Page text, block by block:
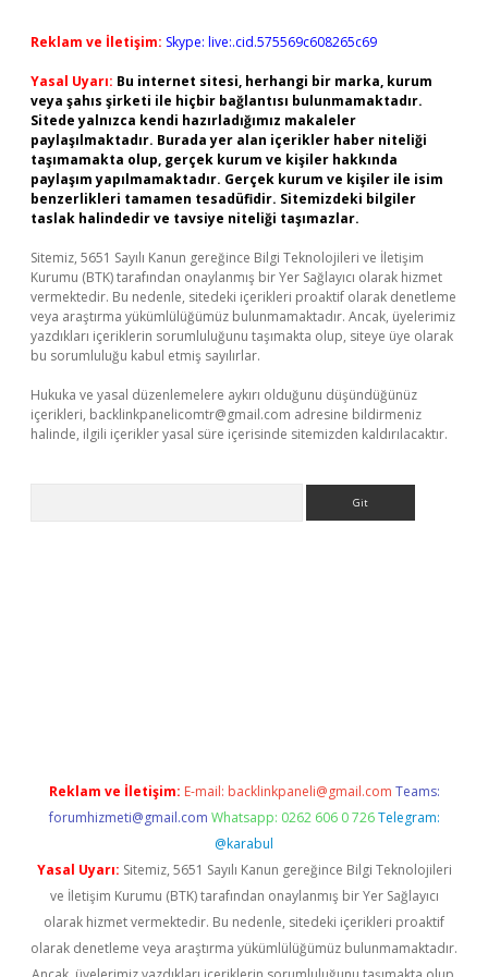
Reklam ve İletişim: Skype: live:.cid.575569c608265c69
Yasal Uyarı: Bu internet sitesi, herhangi bir marka, kurum
veya şahıs şirketi ile hiçbir bağlantısı bulunmamaktadır.
Sitede yalnızca kendi hazırladığımız makaleler
paylaşılmaktadır. Burada yer alan içerikler haber niteliği
taşımamakta olup, gerçek kurum ve kişiler hakkında
paylaşım yapılmamaktadır. Gerçek kurum ve kişiler ile isim
benzerlikleri tamamen tesadüfidir. Sitemizdeki bilgiler
taslak halindedir ve tavsiye niteliği taşımazlar.
Sitemiz, 5651 Sayılı Kanun gereğince Bilgi Teknolojileri ve İletişim
Kurumu (BTK) tarafından onaylanmış bir Yer Sağlayıcı olarak hizmet
vermektedir. Bu nedenle, sitedeki içerikleri proaktif olarak denetleme
veya araştırma yükümlülüğümüz bulunmamaktadır. Ancak, üyelerimiz
yazdıkları içeriklerin sorumluluğunu taşımakta olup, siteye üye olarak
bu sorumluluğu kabul etmiş sayılırlar.
Hukuka ve yasal düzenlemelere aykırı olduğunu düşündüğünüz
içerikleri, backlinkpanelicomtr@gmail.com adresine bildirmeniz
halinde, ilgili içerikler yasal süre içerisinde sitemizden kaldırılacaktır.
Reklam ve İletişim: E-mail: backlinkpaneli@gmail.com Teams:
forumhizmeti@gmail.com Whatsapp: 0262 606 0 726 Telegram:
@karabul
Yasal Uyarı: Sitemiz, 5651 Sayılı Kanun gereğince Bilgi Teknolojileri
ve İletişim Kurumu (BTK) tarafından onaylanmış bir Yer Sağlayıcı
olarak hizmet vermektedir. Bu nedenle, sitedeki içerikleri proaktif
olarak denetleme veya araştırma yükümlülüğümüz bulunmamaktadır.